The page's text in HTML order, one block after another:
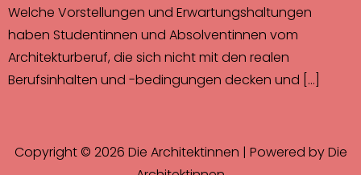
Welche Vorstellungen und Erwartungshaltungen
haben Studentinnen und Absolventinnen vom
Architekturberuf, die sich nicht mit den realen
Berufsinhalten und -bedingungen decken und […]
Copyright © 2026 Die Architektinnen | Powered by Die